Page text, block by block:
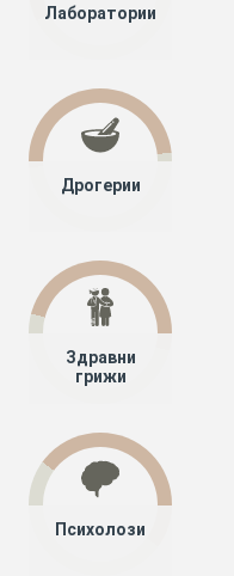
Лаборатории
Дрогерии
Здравни
грижи
Психолози